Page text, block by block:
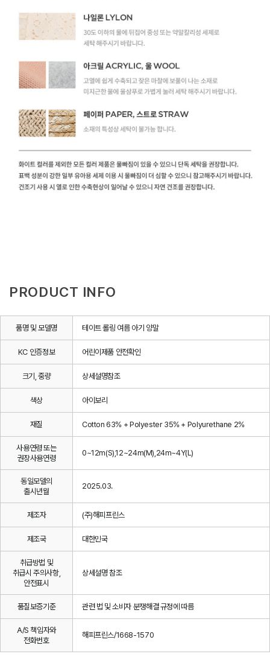
PRODUCT INFO
품명 및 모델명 테이트 롤링 여름 아기 양말
KC 인증정보 어린이제품 안전확인
크기, 중량 상세설명참조
색상 아이보리
재질 Cotton 63% + Polyester 35% + Polyurethane 2%
사용연령 또는
권장사용연령
0~12m(S),12~24m(M),24m~4Y(L)
동일모델의
출시년월
2025.03.
제조자 (주)해피프린스
제조국 대한민국
취급방법 및
취급시 주의사항,
안전표시
상세설명 참조
품질보증기준 관련 법 및 소비자 분쟁해결 규정에 따름
A/S 책임자와
전화번호
해피프린스/1668-1570